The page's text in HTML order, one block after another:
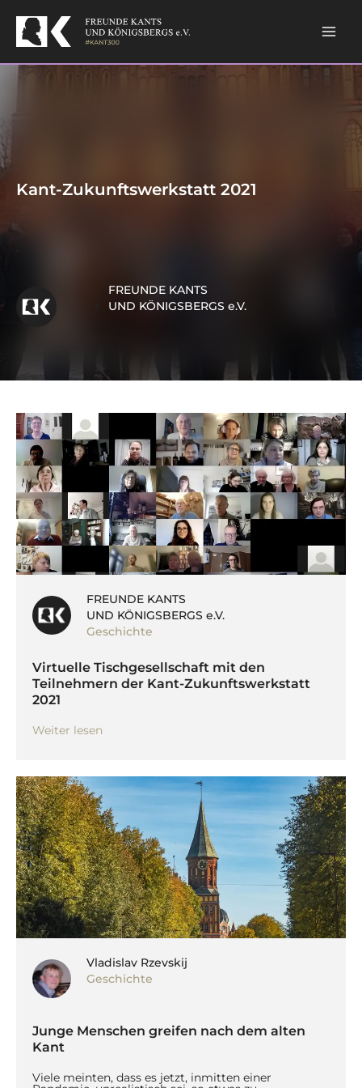
content
Kant-Zukunftswerkstatt 2021
FREUNDE KANTS
UND KÖNIGSBERGS e.V.
FREUNDE KANTS
UND KÖNIGSBERGS e.V.
Geschichte
Virtuelle Tischgesellschaft mit den
Teilnehmern der Kant-Zukunftswerkstatt
2021
Weiter lesen
Vladislav Rzevskij
Geschichte
Junge Menschen greifen nach dem alten
Kant
Viele meinten, dass es jetzt, inmitten einer